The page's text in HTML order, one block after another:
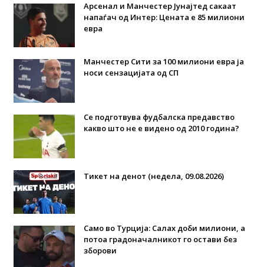
Арсенал и Манчестер Јунајтед сакаат
напаѓач од Интер: Цената е 85 милиони
евра
Манчестер Сити за 100 милиони евра ја
носи сензацијата од СП
Се подготвува фудбалска предавство
какво што не е видено од 2010 година?
Тикет на денот (недела, 09.08.2026)
Само во Турција: Салах доби милиони, а
потоа градоначалникот го остави без
зборови